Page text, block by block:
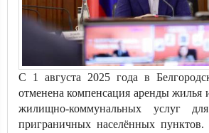
С 1 августа 2025 года в
отменена компенсация аренды жилья
жилищно-коммунальных услуг
приграничных населённых